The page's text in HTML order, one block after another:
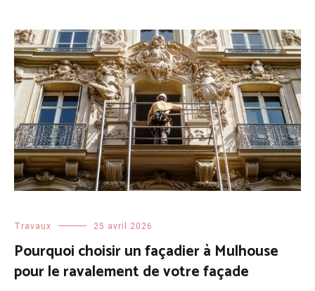
Travaux 25 avril 2026
Pourquoi choisir un façadier à Mulhouse
pour le ravalement de votre façade